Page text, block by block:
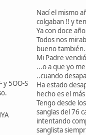
y 5OO-S
Nací el mismo
colgaban !! y
Ya con doce
Todos nos
bueno
Mi Padre
...o a que yo
..cuando
Ha estado
hecho es el
Tengo desde
sanglas del 76
intentando
sanglista